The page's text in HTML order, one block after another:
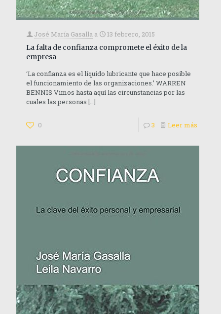
José María Gasalla a
13 febrero, 2015
La falta de confianza compromete el éxito de la
empresa
‘La confianza es el líquido lubricante que hace posible
el funcionamiento de las organizaciones.’ WARREN
BENNIS Vimos hasta aquí las circunstancias por las
cuales las personas […]
0 3 Leer más